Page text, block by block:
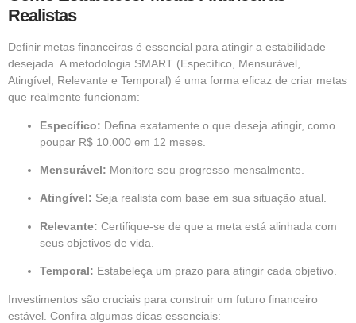
Realistas
Definir metas financeiras é essencial para atingir a estabilidade
desejada. A metodologia SMART (Específico, Mensurável,
Atingível, Relevante e Temporal) é uma forma eficaz de criar metas
que realmente funcionam:
Específico: Defina exatamente o que deseja atingir, como
poupar R$ 10.000 em 12 meses.
Mensurável: Monitore seu progresso mensalmente.
Atingível: Seja realista com base em sua situação atual.
Relevante: Certifique-se de que a meta está alinhada com
seus objetivos de vida.
Temporal: Estabeleça um prazo para atingir cada objetivo.
Investimentos são cruciais para construir um futuro financeiro
estável. Confira algumas dicas essenciais: